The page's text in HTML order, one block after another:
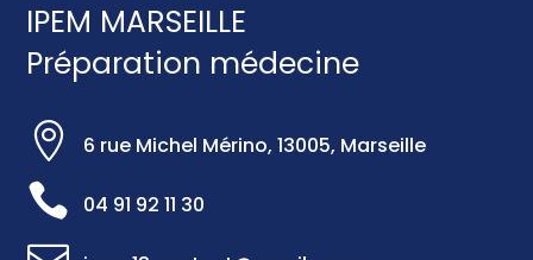
IPEM MARSEILLE
Préparation médecine

6 rue Michel Mérino, 13005, Marseille
 04 91 92 11 30